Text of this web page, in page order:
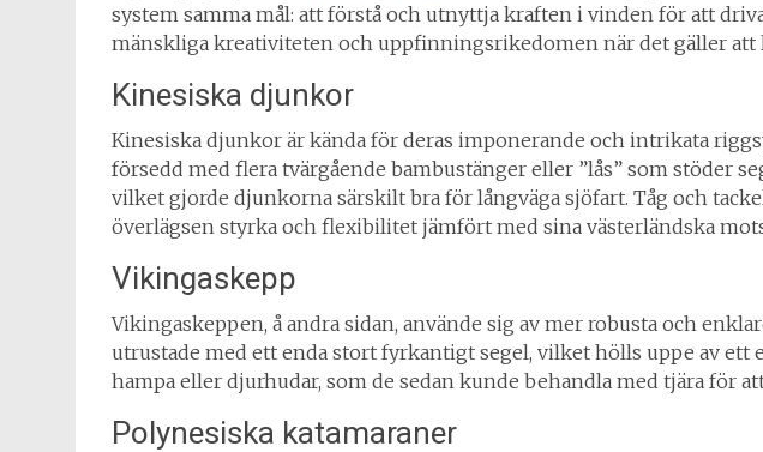
system samma mål: att förstå och utnyttja kraften i vinden för att
mänskliga kreativiteten och uppfinningsrikedomen när det gäller att
Kinesiska djunkor
Kinesiska djunkor är kända för deras imponerande och intrikata
försedd med flera tvärgående bambustänger eller ”lås” som stöder
vilket gjorde djunkorna särskilt bra för långväga sjöfart. Tåg och
överlägsen styrka och flexibilitet jämfört med sina västerländska
Vikingaskepp
Vikingaskeppen, å andra sidan, använde sig av mer robusta och
utrustade med ett enda stort fyrkantigt segel, vilket hölls uppe av
hampa eller djurhudar, som de sedan kunde behandla med tjära för
Polynesiska katamaraner